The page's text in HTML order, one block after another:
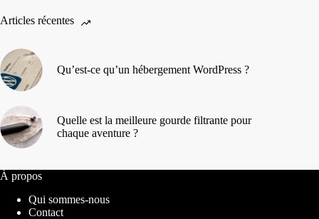
Articles récentes
Qu’est-ce qu’un hébergement WordPress ?
Quelle est la meilleure gourde filtrante pour
chaque aventure ?
À propos
Qui sommes-nous
Contact